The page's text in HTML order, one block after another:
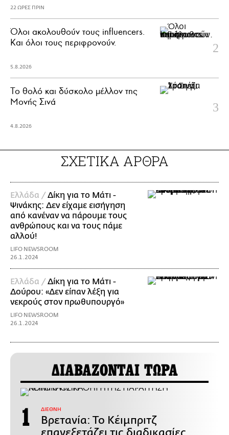
22 ΩΡΕΣ ΠΡΙΝ
Όλοι ακολουθούν τους influencers.
Και όλοι τους περιφρονούν.
5.8.2026
Το θολό και δύσκολο μέλλον της
Μονής Σινά
4.8.2026
ΣΧΕΤΙΚΑ ΑΡΘΡΑ
Ελλάδα /Δίκη για το Μάτι -
Ψινάκης: Δεν είχαμε εισήγηση
από κανέναν να πάρουμε τους
ανθρώπους και να τους πάμε
αλλού!
LIFO NEWSROOM
26.1.2024
Ελλάδα /Δίκη για το Μάτι -
Δούρου: «Δεν είπαν λέξη για
νεκρούς στον πρωθυπουργό»
LIFO NEWSROOM
26.1.2024
ΔΙΑΒΑΖΟΝΤΑΙ ΤΩΡΑ
ΔΙΕΘΝΗ
Βρετανία: Το Κέιμπριτζ
επανεξετάζει τις διαδικασίες